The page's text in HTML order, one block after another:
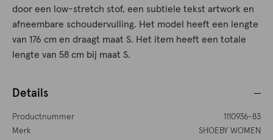
door een low-stretch stof, een subtiele tekst artwork en
afneembare schoudervulling. Het model heeft een lengte
van 176 cm en draagt maat S. Het item heeft een totale
lengte van 58 cm bij maat S.
Details
Productnummer
1110936-83
Merk
SHOEBY WOMEN